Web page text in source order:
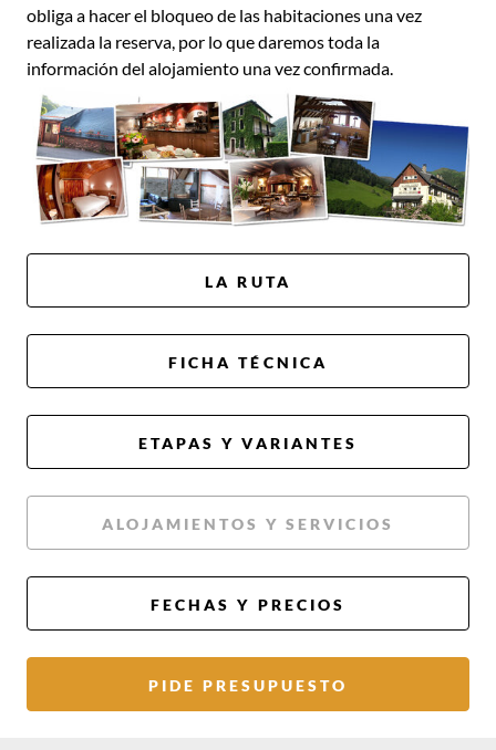
obliga a hacer el bloqueo de las habitaciones una vez
realizada la reserva, por lo que daremos toda la
información del alojamiento una vez confirmada.
LA RUTA
FICHA TÉCNICA
ETAPAS Y VARIANTES
ALOJAMIENTOS Y SERVICIOS
FECHAS Y PRECIOS
PIDE PRESUPUESTO